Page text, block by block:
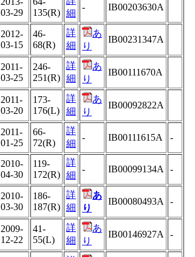
03-29
135(R) 細
- IB00203630A
2012-
03-15
46-
68(R)
詳
細
あ
り
IB00231347A
2011-
03-25
246-
251(R)
詳
細
あ
り
IB00111670A
2011-
03-20
173-
176(L)
詳
細
あ
り
IB00092822A
2011-
01-25
66-
72(R)
詳
細
- IB00111615A -
2010-
04-30
119-
172(R)
詳
細
- IB00099134A -
2010-
03-30
186-
187(R)
詳
細
あ
り
IB00080493A -
2009-
12-22
41-
55(L)
詳
細
あ
り
IB00146927A -